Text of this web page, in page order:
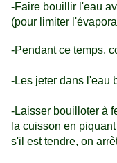
-Faire bouillir l'eau
(pour limiter
-Pendant ce temps,
-Les jeter dans l'eau
-Laisser bouilloter à
la cuisson en
s'il est tendre, on